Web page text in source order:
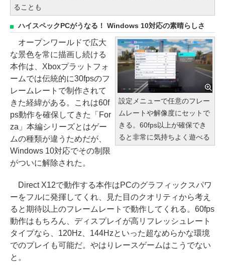
ることも
ハイスペックPCがうなる！ Windows 10対応の素晴らしさ
設定メニューで任意のフレー
ムレートや解像度にセットで
きる。60fps以上が確保でき
ると非常に気持ちよく遊べる
オープンワールドで広大
な景色を常に描画し続ける
本作は、Xboxプラットフォ
ームでは伝統的に30fpsのフ
レームレートで制作されて
きた経緯がある。これは60f
ps動作を確保してきた「For
za」本編シリーズとはゲー
ムの種類が違うためだが、
Windows 10対応でその制限
がついに解除された。
Direct X12で動作する本作はPCのグラフィックスパワ
ーをフルに発揮してくれ、見た目のクオリティから考え
ると期待以上のフレームレートで動作してくれる。60fps
動作はもちろん、ディスプレイが高リフレッシュレート
タイプなら、120Hz、144Hzといった超なめらかな環境
でのプレイも可能だ。やはりレースゲームはこうでない
と。